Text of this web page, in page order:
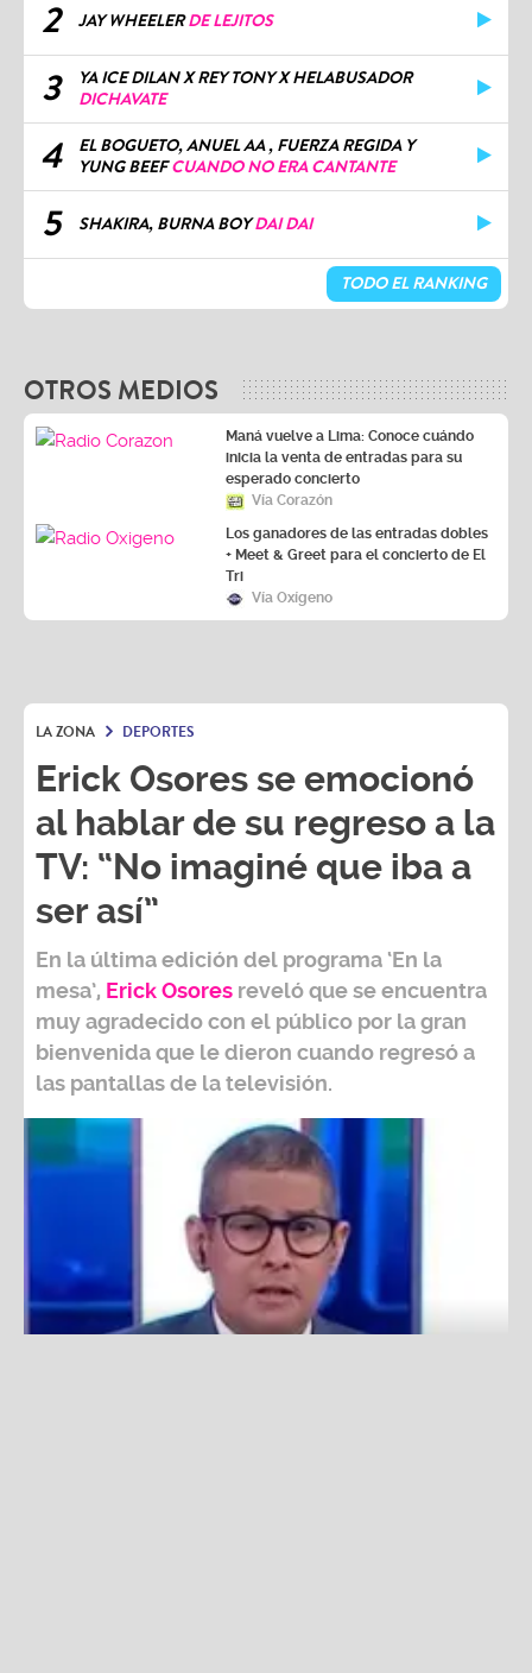
2 JAY WHEELERDE LEJITOS
3
YA ICE DILAN X REY TONY X HELABUSADOR
DICHAVATE
4
EL BOGUETO, ANUEL AA , FUERZA REGIDA Y
YUNG BEEFCUANDO NO ERA CANTANTE
5 SHAKIRA, BURNA BOYDAI DAI
TODO EL RANKING
Maná vuelve a Lima: Conoce cuándo
inicia la venta de entradas para su
esperado concierto
Vía Corazón
Los ganadores de las entradas dobles
+ Meet & Greet para el concierto de El
Tri
Erick Osores se emocionó
al hablar de su regreso a la
TV: “No imaginé que iba a
ser así”
En la última edición del programa ‘En la
muy agradecido con el público por la gran
bienvenida que le dieron cuando regresó a
las pantallas de la televisión.